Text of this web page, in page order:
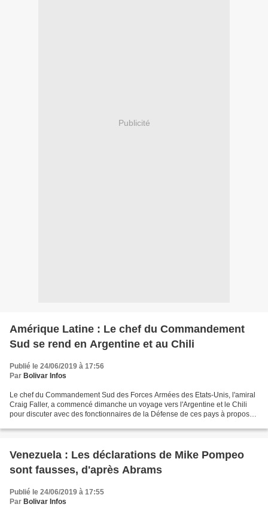
Publicité
Amérique Latine : Le chef du Commandement
Sud se rend en Argentine et au Chili
Publié le 24/06/2019 à 17:56
Par Bolivar Infos
Le chef du Commandement Sud des Forces Armées des Etats-Unis, l'amiral
Craig Faller, a commencé dimanche un voyage vers l'Argentine et le Chili
pour discuter avec des fonctionnaires de la Défense de ces pays à propos
Venezuela : Les déclarations de Mike Pompeo
sont fausses, d'après Abrams
Publié le 24/06/2019 à 17:55
Par Bolivar Infos